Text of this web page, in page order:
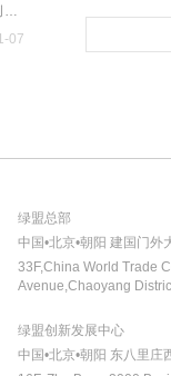
业
07
绿盟总部
中国•北京•朝阳 建国门
33F,China World Trade
Avenue,Chaoyang
绿盟创新发展中心
中国•北京•朝阳 东八里